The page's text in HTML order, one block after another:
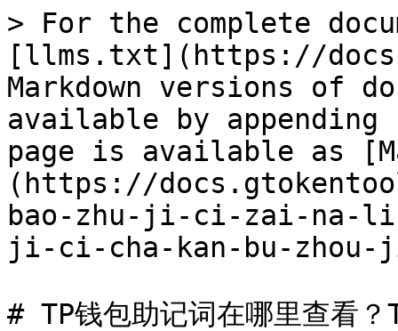
> For the complete
[llms.txt](https://
Markdown versions of
available by
page is available as
(https://
bao-zhu-ji-ci-zai-na-
ji-ci-cha-kan-bu-zhou-
# TP钱包助记词在哪里查看？